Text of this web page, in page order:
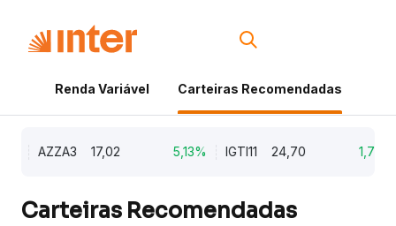
Renda Variável Carteiras Recomendadas
AZZA3 17,02 5,13% IGTI11 24,70 1,77%
Carteiras Recomendadas